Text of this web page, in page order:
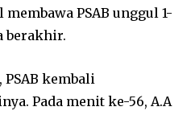
PSAB unggul 1-
berakhir.
kembali
Pada menit ke-56, A.A